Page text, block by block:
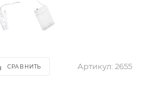
СРАВНИТЬ Артикул: 2655